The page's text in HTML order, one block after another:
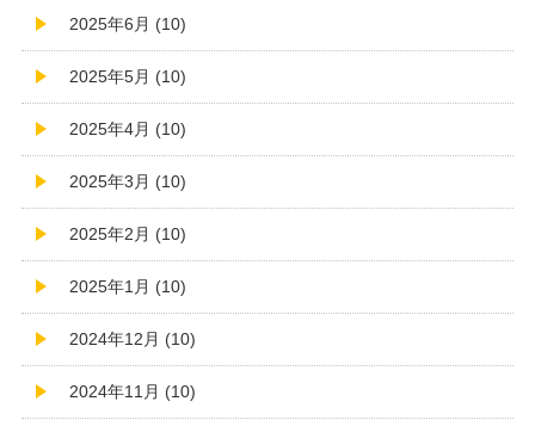
2025年6月 (10)
2025年5月 (10)
2025年4月 (10)
2025年3月 (10)
2025年2月 (10)
2025年1月 (10)
2024年12月 (10)
2024年11月 (10)